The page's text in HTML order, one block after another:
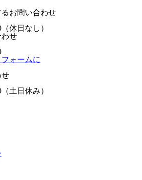
お問い合わせ
休日なし）
せ
ォームに
せ
土日休み）